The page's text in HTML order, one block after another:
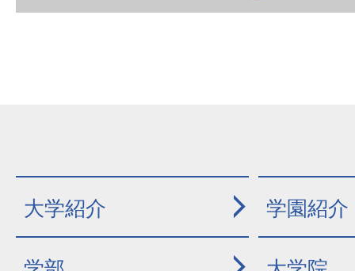
大学紹介 学園紹介